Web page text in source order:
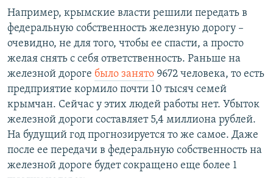
Например, крымские власти решили передать в
федеральную собственность железную дорогу –
очевидно, не для того, чтобы ее спасти, а просто
желая снять с себя ответственность. Раньше на
железной дороге было занято 9672 человека, то есть
предприятие кормило почти 10 тысяч семей
крымчан. Сейчас у этих людей работы нет. Убыток
железной дороги составляет 5,4 миллиона рублей.
На будущий год прогнозируется то же самое. Даже
после ее передачи в федеральную собственность на
железной дороге будет сокращено еще более 1